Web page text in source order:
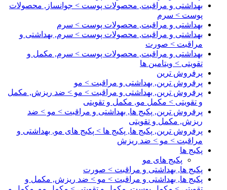
بهداشتی و مراقبت, محصولات پوست > جوانساز, محصولات
پوست > سرم
بهداشتی و مراقبت, محصولات پوست > سرم
بهداشتی و مراقبت, محصولات پوست > سرم, بهداشتی و
مراقبت > صورت
بهداشتی و مراقبت, محصولات پوست > سرم, مکمل و
تقویتی > ویتامین ها
پرفروش ترین
پرفروش ترین, بهداشتی و مراقبت > مو
پرفروش ترین, بهداشتی و مراقبت > مو > ضد ریزش, مکمل
و تقویتی > مکمل مو, مکمل و تقویتی
پرفروش ترین, پکیج ها, بهداشتی و مراقبت > مو > ضد
ریزش, مکمل و تقویتی
پرفروش ترین, پکیج ها, پکیج ها > پکیج های مو, بهداشتی و
مراقبت > مو > ضد ریزش
پکیج ها
پکیج های مو
پکیج ها, بهداشتی و مراقبت > صورت
پکیج ها, بهداشتی و مراقبت > مو > ضد ریزش, مکمل و